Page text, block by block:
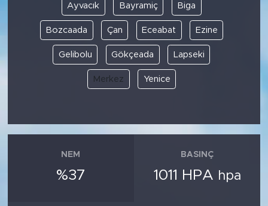
Ayvacık Bayramiç Biga
Bozcaada Çan Eceabat Ezine
Gelibolu Gökçeada Lapseki
Merkez Yenice
NEM
%37
BASINÇ
1011 HPA hpa